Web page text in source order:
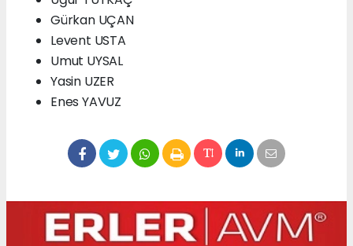
Gürkan UÇAN
Levent USTA
Umut UYSAL
Yasin UZER
Enes YAVUZ